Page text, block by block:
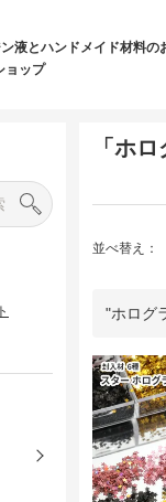
液とハンドメイド材料の
ョップ
「ホ
並べ替え：
"ホログ